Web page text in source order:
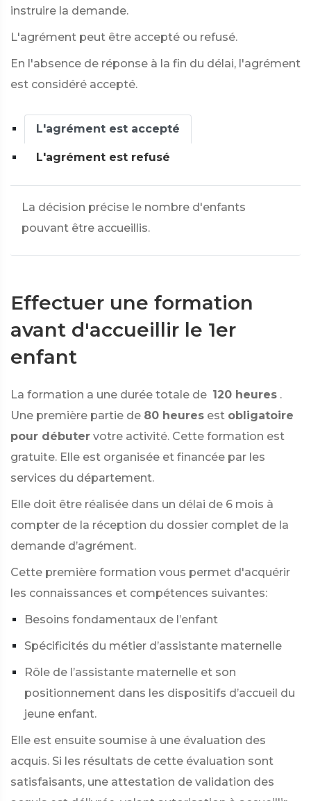
instruire la demande.
L'agrément peut être accepté ou refusé.
En l'absence de réponse à la fin du délai, l'agrément
est considéré accepté.
L'agrément est accepté
L'agrément est refusé
La décision précise le nombre d'enfants
pouvant être accueillis.
Effectuer une formation
avant d'accueillir le 1er
enfant
La formation a une durée totale de 120 heures .
Une première partie de 80 heures est obligatoire
pour débuter votre activité. Cette formation est
gratuite. Elle est organisée et financée par les
services du département.
Elle doit être réalisée dans un délai de 6 mois à
compter de la réception du dossier complet de la
demande d’agrément.
Cette première formation vous permet d'acquérir
les connaissances et compétences suivantes:
Besoins fondamentaux de l’enfant
Spécificités du métier d’assistante maternelle
Rôle de l’assistante maternelle et son
positionnement dans les dispositifs d’accueil du
jeune enfant.
Elle est ensuite soumise à une évaluation des
acquis. Si les résultats de cette évaluation sont
satisfaisants, une attestation de validation des